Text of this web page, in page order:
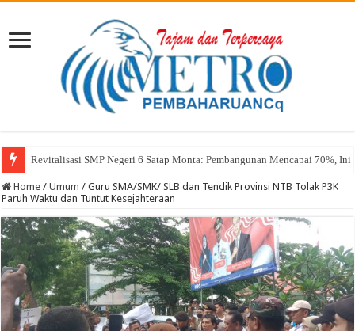
Revitalisasi SMP Negeri 6 Satap Monta: Pembangunan Mencapai 70%,
Sekda Abul: Pelantikan adalah Pengakuan Kompetensi
Home / Umum / Guru SMA/SMK/ SLB dan Tendik Provinsi NTB Tolak P3K
Paruh Waktu dan Tuntut Kesejahteraan